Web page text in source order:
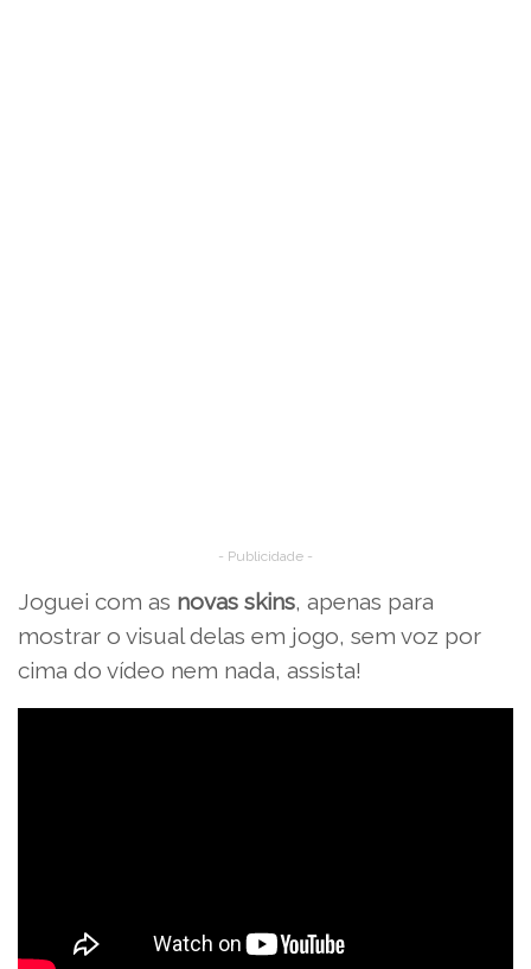
- Publicidade -
Joguei com as novas skins, apenas para
mostrar o visual delas em jogo, sem voz por
cima do vídeo nem nada, assista!